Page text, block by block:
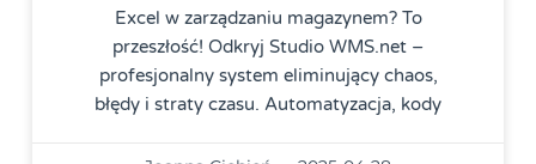
Excel w zarządzaniu magazynem? To
przeszłość! Odkryj Studio WMS.net –
profesjonalny system eliminujący chaos,
błędy i straty czasu. Automatyzacja, kody